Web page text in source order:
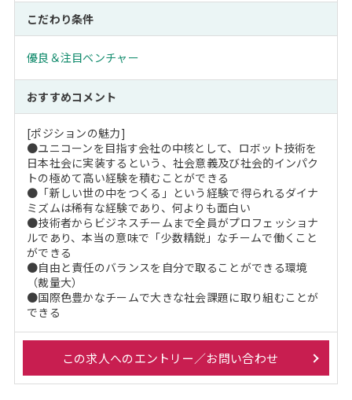
こだわり条件
優良＆注目ベンチャー
おすすめコメント
[ポジションの魅力]
●ユニコーンを目指す会社の中核として、ロボット技術を
日本社会に実装するという、社会意義及び社会的インパク
トの極めて高い経験を積むことができる
●「新しい世の中をつくる」という経験で得られるダイナ
ミズムは稀有な経験であり、何よりも面白い
●技術者からビジネスチームまで全員がプロフェッショナ
ルであり、本当の意味で「少数精鋭」なチームで働くこと
ができる
●自由と責任のバランスを自分で取ることができる環境
（裁量大）
●国際色豊かなチームで大きな社会課題に取り組むことが
できる
この求人へのエントリー／お問い合わせ